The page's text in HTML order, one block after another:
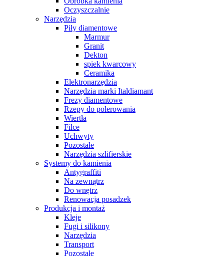
Oczyszczalnie
Narzędzia
Piły diamentowe
Marmur
Granit
Dekton
spiek kwarcowy
Ceramika
Elektronarzędzia
Narzędzia marki Italdiamant
Frezy diamentowe
Rzepy do polerowania
Wiertła
Filce
Uchwyty
Pozostałe
Narzędzia szlifierskie
Systemy do kamienia
Antygraffiti
Na zewnątrz
Do wnętrz
Renowacja posadzek
Produkcja i montaż
Kleje
Fugi i silikony
Narzędzia
Transport
Pozostałe